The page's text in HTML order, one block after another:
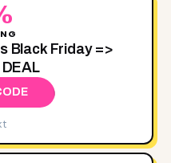
Black Friday =>